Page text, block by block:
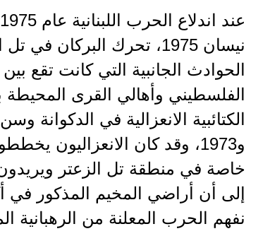
نيسان 1975، تحرك
الحوادث الجانبية التي كانت تقع
الفلسطيني وأهالي القرى المحيطة
و1973، وقد كان الانعزاليون
خاصة في منطقة تل الزعتر ويريدون
إلى أن أراضي المخيم المذكور في
نفهم الحرب المعلنة من الرهبانية